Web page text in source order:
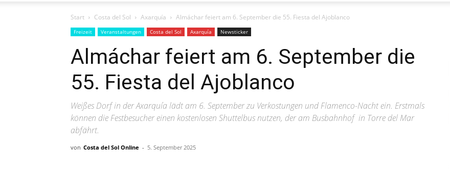
Start Costa del Sol Axarquía Almáchar feiert am 6. September die 55. Fiesta del Ajoblanco
Freizeit Veranstaltungen Costa del Sol Axarquía Newsticker
Almáchar feiert am 6. September die
55. Fiesta del Ajoblanco
Weißes Dorf in der Axarquía lädt am 6. September zu Verkostungen und Flamenco-Nacht ein. Erstmals
können die Festbesucher einen kostenlosen Shuttelbus nutzen, der am Busbahnhof in Torre del Mar
abfährt.
von Costa del Sol Online - 5. September 2025